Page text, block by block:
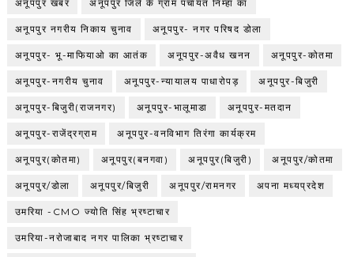
अनूपपुर खबर अनूपपुर जिले के ग्राम पंचायत निम्हा का
अनूपपुर नगरीय निकाय चुनाव अनूपपुर- नगर परिषद डोला
अनूपपुर- भू-माफियाओ का आतंक अनूपपुर-अवैध खनन अनूपपुर-कोतमा
अनूपपुर-नगरीय चुनाव अनूपपुर-न्यायालय पाधारोपड़ अनूपपुर-बिजुरी
अनूपपुर-बिजुरी(राजनगर) अनूपपुर-भालूमाडा अनूपपुर-मतदान
अनूपपुर-राजेंद्रग्राम अनूपपुर-वनविभाग तिरंगा कार्यक्रम
अनूपपुर(कोतमा) अनूपपुर(बनगवा) अनूपपुर(बिजुरी) अनूपपुर/कोतमा
अनूपपुर/डोला अनूपपुर/बिजुरी अनूपपुर/रामनगर अपना मध्यप्रदेश
उमरिया -CMO ज्योति सिंह भ्रष्टाचार
उमरिया-नरोजाबाद नगर पालिका भ्रष्टाचार